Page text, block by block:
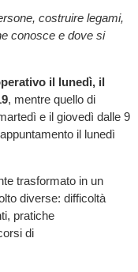
costruire legami,
conosce e dove si
il lunedì, il
, mentre quello di
e il giovedì dalle 9
il lunedì
trasformato in un
diverse: difficoltà
pratiche
di